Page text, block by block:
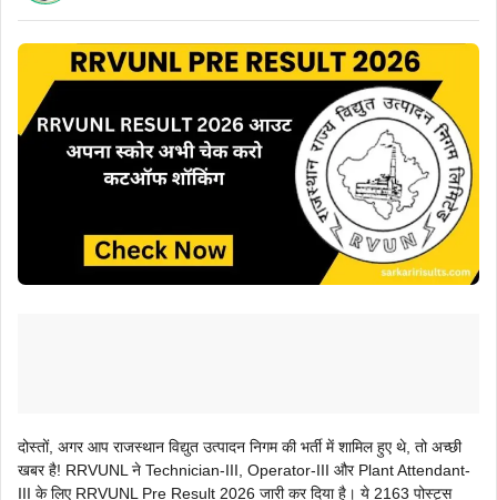
दोस्तों, अगर आप राजस्थान विद्युत उत्पादन निगम की भर्ती में शामिल हुए थे, तो अच्छी
खबर है! RRVUNL ने Technician-III, Operator-III और Plant Attendant-
III के लिए RRVUNL Pre Result 2026 जारी कर दिया है। ये 2163 पोस्ट्स